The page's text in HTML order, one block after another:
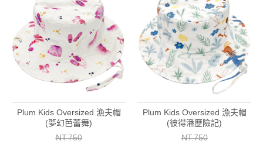
Plum Kids Oversized 漁夫帽
(夢幻芭蕾舞)
NT.750
Plum Kids Oversized 漁夫帽
(彼得潘歷險記)
NT.750